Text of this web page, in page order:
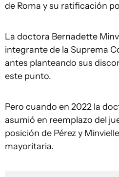
de Roma y su ratificación
La doctora Bernadette
integrante de la Suprema
antes planteando sus
este punto.
Pero cuando en 2022 la
asumió en reemplazo del
posición de Pérez y
mayoritaria.